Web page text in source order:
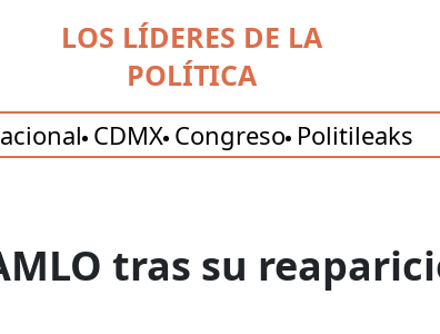
LOS LÍDERES DE LA
POLÍTICA
CDMX Congreso Politileaks
tras su